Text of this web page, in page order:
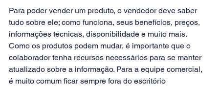
Para poder vender um produto, o vendedor deve saber
tudo sobre ele; como funciona, seus benefícios, preços,
informações técnicas, disponibilidade e muito mais.
Como os produtos podem mudar, é importante que o
colaborador tenha recursos necessários para se manter
atualizado sobre a informação. Para a equipe comercial,
é muito comum ficar sempre fora do escritório